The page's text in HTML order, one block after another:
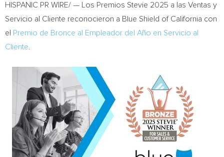
HISPANIC PR WIRE/ — Los Premios Stevie 2025 a las Ventas y
Servicio al Cliente reconocieron a Blue Shield of California con
el
Premio de Bronce al Empleador del Año en Servicio al
Cliente